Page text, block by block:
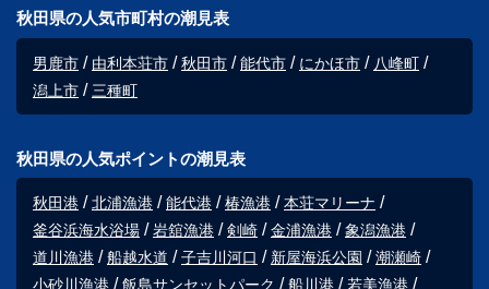
秋田県の人気市町村の潮見表
男鹿市 由利本荘市 秋田市 能代市 にかほ市
八峰町
潟上市
三種町
秋田県の人気ポイントの潮見表
秋田港 北浦漁港 能代港 椿漁港
本荘マリーナ
釜谷浜海水浴場
岩舘漁港 剣崎 金浦漁港
象潟漁港
道川漁港
船越水道 子吉川河口 新屋海浜公園
潮瀬崎
小砂川漁港
飯島サンセットパーク 船川港
若美漁港